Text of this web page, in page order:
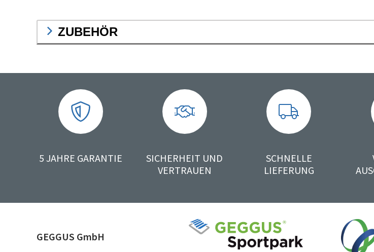
ZUBEHÖR
5 JAHRE GARANTIE
SICHERHEIT UND
VERTRAUEN
SCHNELLE
LIEFERUNG
GEGGUS GmbH